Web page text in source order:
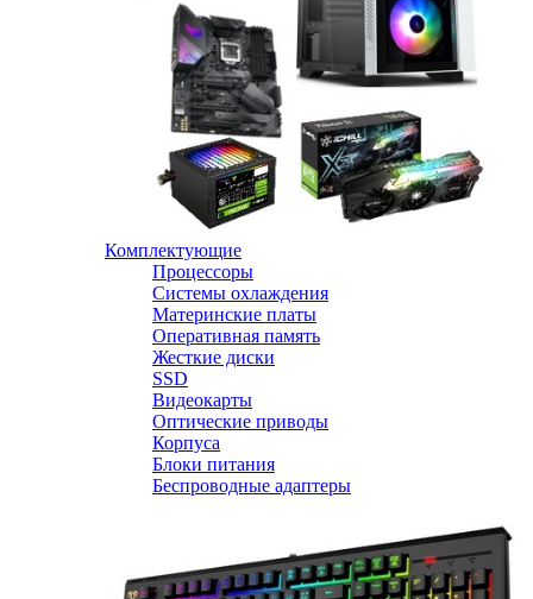
Комплектующие
Процессоры
Системы охлаждения
Материнские платы
Оперативная память
Жесткие диски
SSD
Видеокарты
Оптические приводы
Корпуса
Блоки питания
Беспроводные адаптеры